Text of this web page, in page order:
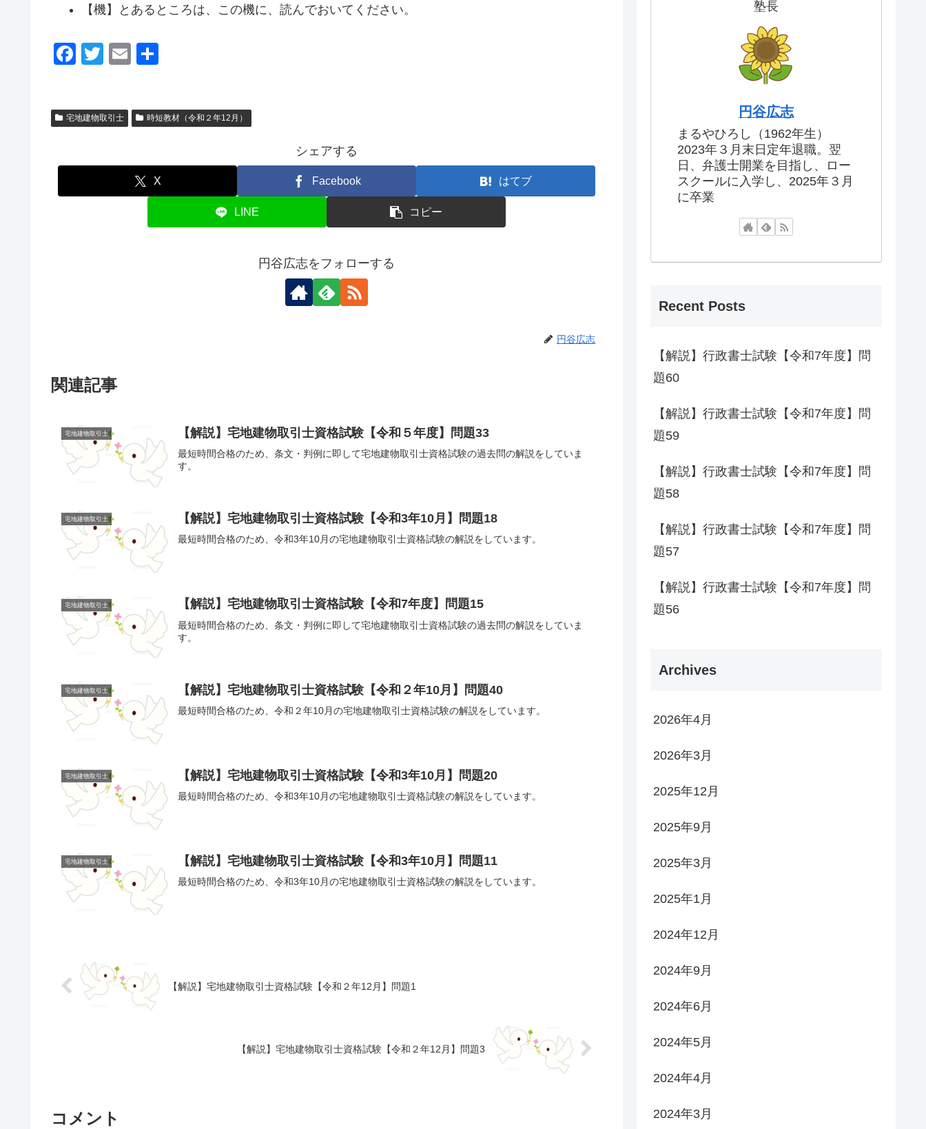
【機】とあるところは、この機に、読んでおいてください。
F
e
o
T
er
E
宅地建物取引士 時短教材（令和２年12月）
シェアする
X Facebook はてブ
LINE コピー
円谷広志をフォローする
円谷広志
関連記事
宅地建物取引士 【解説】宅地建物取引士資格試験【令和５年度】問題33
最短時間合格のため、条文・判例に即して宅地建物取引士資格試験の過去問の解説をしていま
す。
宅地建物取引士 【解説】宅地建物取引士資格試験【令和3年10月】問題18
最短時間合格のため、令和3年10月の宅地建物取引士資格試験の解説をしています。
宅地建物取引士 【解説】宅地建物取引士資格試験【令和7年度】問題15
最短時間合格のため、条文・判例に即して宅地建物取引士資格試験の過去問の解説をしていま
す。
宅地建物取引士 【解説】宅地建物取引士資格試験【令和２年10月】問題40
最短時間合格のため、令和２年10月の宅地建物取引士資格試験の解説をしています。
宅地建物取引士 【解説】宅地建物取引士資格試験【令和3年10月】問題20
最短時間合格のため、令和3年10月の宅地建物取引士資格試験の解説をしています。
宅地建物取引士 【解説】宅地建物取引士資格試験【令和3年10月】問題11
最短時間合格のため、令和3年10月の宅地建物取引士資格試験の解説をしています。
【解説】宅地建物取引士資格試験【令和２年12月】問題1
【解説】宅地建物取引士資格試験【令和２年12月】問題3
コメント
塾長
円谷広志
まるやひろし（1962年生）
2023年３月末日定年退職。翌
日、弁護士開業を目指し、ロー
スクールに入学し、2025年３月
に卒業
Recent Posts
【解説】行政書士試験【令和7年度】問
題60
【解説】行政書士試験【令和7年度】問
題59
【解説】行政書士試験【令和7年度】問
題58
【解説】行政書士試験【令和7年度】問
題57
【解説】行政書士試験【令和7年度】問
題56
Archives
2026年4月
2026年3月
2025年12月
2025年9月
2025年3月
2025年1月
2024年12月
2024年9月
2024年6月
2024年5月
2024年4月
2024年3月